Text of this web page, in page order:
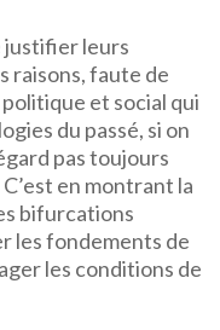
justifier leurs
raisons, faute de
politique et social qui
du passé, si on
pas toujours
en montrant la
bifurcations
les fondements de
les conditions de